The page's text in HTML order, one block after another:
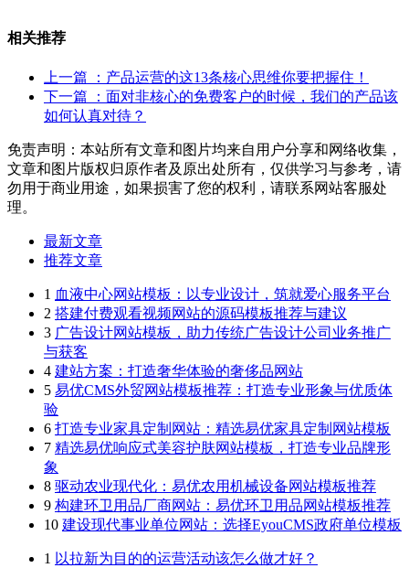
相关推荐
上一篇
：产品运营的这13条核心思维你要把握住！
下一篇
：面对非核心的免费客户的时候，我们的产品该
如何认真对待？
免责声明：本站所有文章和图片均来自用户分享和网络收集，
文章和图片版权归原作者及原出处所有，仅供学习与参考，请
勿用于商业用途，如果损害了您的权利，请联系网站客服处
理。
最新文章
推荐文章
1 血液中心网站模板：以专业设计，筑就爱心服务平台
2 搭建付费观看视频网站的源码模板推荐与建议
3 广告设计网站模板，助力传统广告设计公司业务推广
与获客
4 建站方案：打造奢华体验的奢侈品网站
5 易优CMS外贸网站模板推荐：打造专业形象与优质体
验
6 打造专业家具定制网站：精选易优家具定制网站模板
7 精选易优响应式美容护肤网站模板，打造专业品牌形
象
8 驱动农业现代化：易优农用机械设备网站模板推荐
9 构建环卫用品厂商网站：易优环卫用品网站模板推荐
10 建设现代事业单位网站：选择EyouCMS政府单位模板
1 以拉新为目的的运营活动该怎么做才好？